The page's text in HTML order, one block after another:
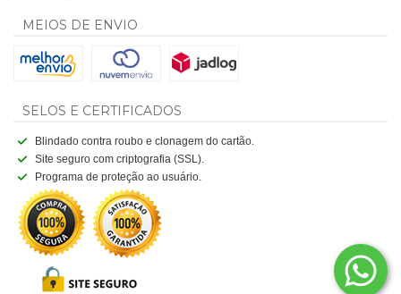
MEIOS DE ENVIO
SELOS E CERTIFICADOS
Blindado contra roubo e clonagem do cartão.
Site seguro com criptografia (SSL).
Programa de proteção ao usuário.